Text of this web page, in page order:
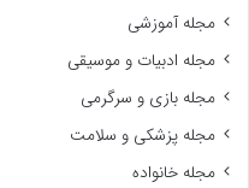
مجله آموزشی
مجله ادبیات و موسیقی
مجله بازی و سرگرمی
مجله پزشکی و سلامت
مجله خانواده